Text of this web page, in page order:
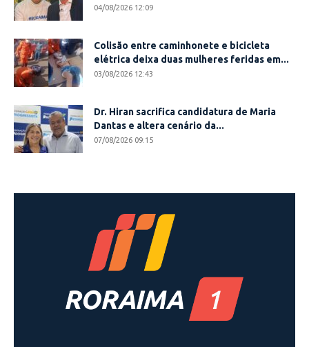
04/08/2026 12:09
Colisão entre caminhonete e bicicleta
elétrica deixa duas mulheres feridas em...
03/08/2026 12:43
Dr. Hiran sacrifica candidatura de Maria
Dantas e altera cenário da...
07/08/2026 09:15